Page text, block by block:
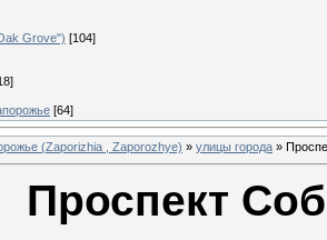
Grove") [104]
[64]
(Zaporizhia , Zaporozhye) » улицы города »
Проспект